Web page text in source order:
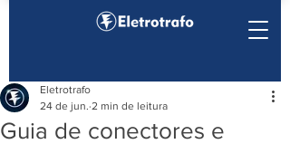
Guia de conectores e
Eletrotrafo
24 de jun. 2 min de leitura